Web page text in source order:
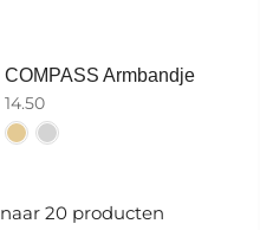
COMPASS Armbandje
14.50
naar 20 producten